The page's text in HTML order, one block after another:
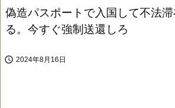
偽造パスポートで入国して不法
る。今すぐ強制送還しろ
 2024年8月16日